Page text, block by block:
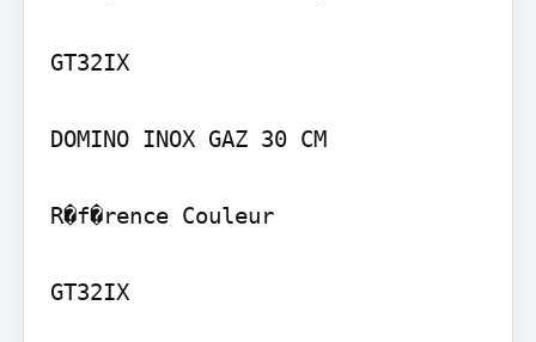
GT32IX
DOMINO INOX GAZ 30 CM
R�f�rence Couleur
GT32IX